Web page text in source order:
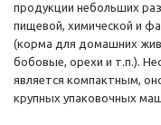
продукции небольших
пищевой, химической и
(корма для домашних
бобовые, орехи и т.п.).
является компактным,
крупных упаковочных